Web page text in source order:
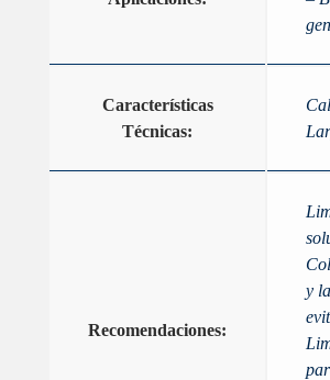
Características
Técnicas:
Recomendaciones:
y